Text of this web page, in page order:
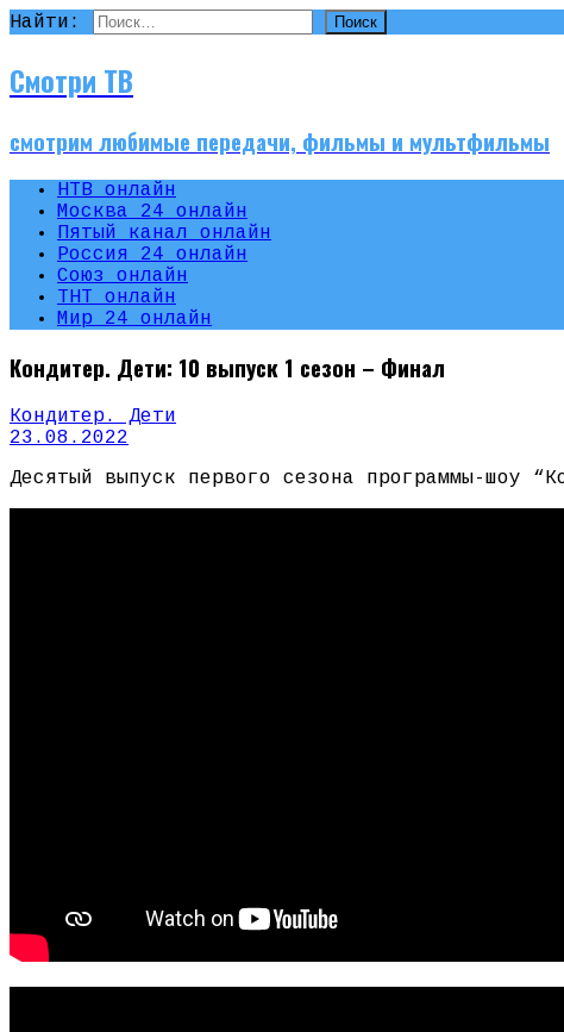
Найти:
Смотри ТВ
смотрим любимые передачи, фильмы и мультфильмы
НТВ онлайн
Москва 24 онлайн
Пятый канал онлайн
Россия 24 онлайн
Союз онлайн
ТНТ онлайн
Мир 24 онлайн
Кондитер. Дети: 10 выпуск 1 сезон – Финал
Кондитер. Дети
23.08.2022
Десятый выпуск первого сезона программы-шоу